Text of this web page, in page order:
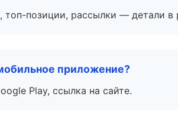
топ-позиции, рассылки — детали в
приложение?
Play, ссылка на сайте.